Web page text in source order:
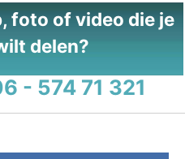
foto of video die je
delen?
- 574 71 321